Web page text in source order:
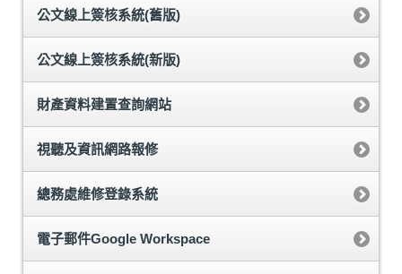
公文線上簽核系統(舊版)
公文線上簽核系統(新版)
財產資料建置查詢網站
視聽及資訊網路報修
總務處維修登錄系統
電子郵件Google Workspace